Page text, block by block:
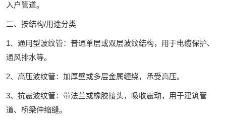
入户管道。
二、按结构/用途分类‌
1、通用型波纹管‌：普通单层或双层波纹结构，用于电缆保护、
通风排水等。
2、高压波纹管‌：加厚壁或多层金属缠绕，承受高压。
3、抗震波纹管‌：带法兰或橡胶接头，吸收震动，用于建筑管
道、桥梁伸缩缝。